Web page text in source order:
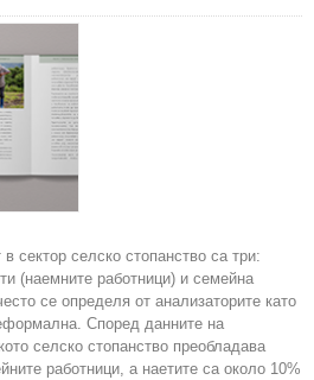
сектор селско стопанство са три:
(наемните работници) и семейна
се определя от анализаторите като
Според данните на
селско стопанство преобладава
работници, а наетите са около 10%